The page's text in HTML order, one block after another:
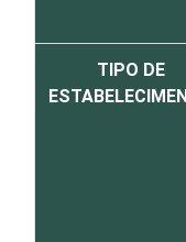
TIPO DE